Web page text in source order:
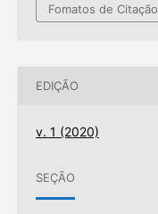
Fomatos de Citação
EDIÇÃO
v. 1 (2020)
SEÇÃO